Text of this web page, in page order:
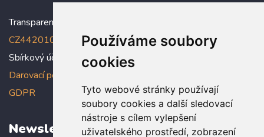
Používáme soubory
cookies
Tyto webové stránky používají
soubory cookies a další sledovací
nástroje s cílem vylepšení
uživatelského prostředí, zobrazení
Transparentní účet:
CZ4420100000005005005006
Sbírkový účet: 5005005022/2010
Darovací podmínky
GDPR
Newsletter